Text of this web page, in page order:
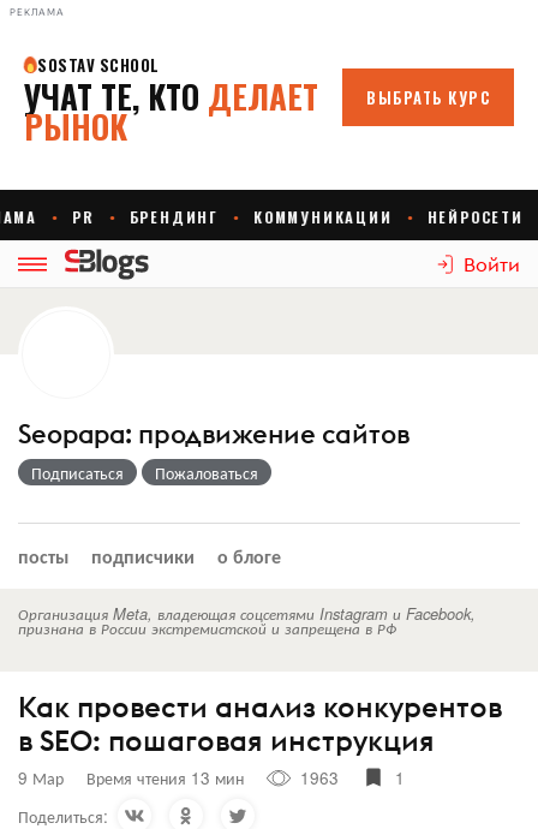
РЕКЛАМА
Войти
Seopapa: продвижение сайтов
Подписаться Пожаловаться
посты подписчики о блоге
Организация Meta, владеющая соцсетями Instagram и Facebook,
признана в России экстремистской и запрещена в РФ
Как провести анализ конкурентов
в SEO: пошаговая инструкция
9 Мар Время чтения 13 мин 1963
1
Поделиться: